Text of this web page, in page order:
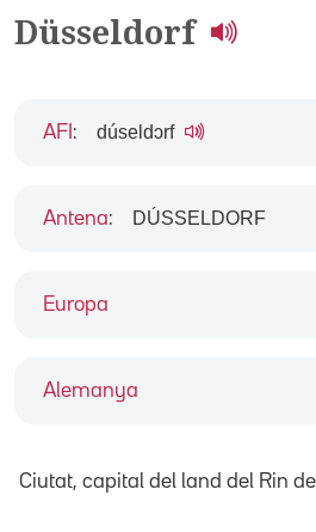
Düsseldorf
Europa
Alemanya
AFI : dúseldɔrf
Antena: DÚSSELDORF
Ciutat, capital del land del Rin